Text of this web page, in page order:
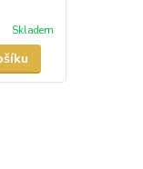
Skladem